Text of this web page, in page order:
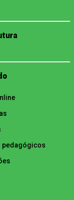
pedagógicos